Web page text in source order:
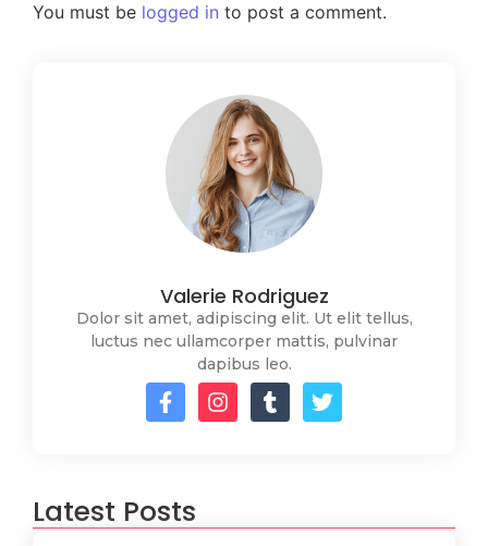
You must be logged in to post a comment.
Valerie Rodriguez
Dolor sit amet, adipiscing elit. Ut elit tellus,
luctus nec ullamcorper mattis, pulvinar
dapibus leo.
Latest Posts